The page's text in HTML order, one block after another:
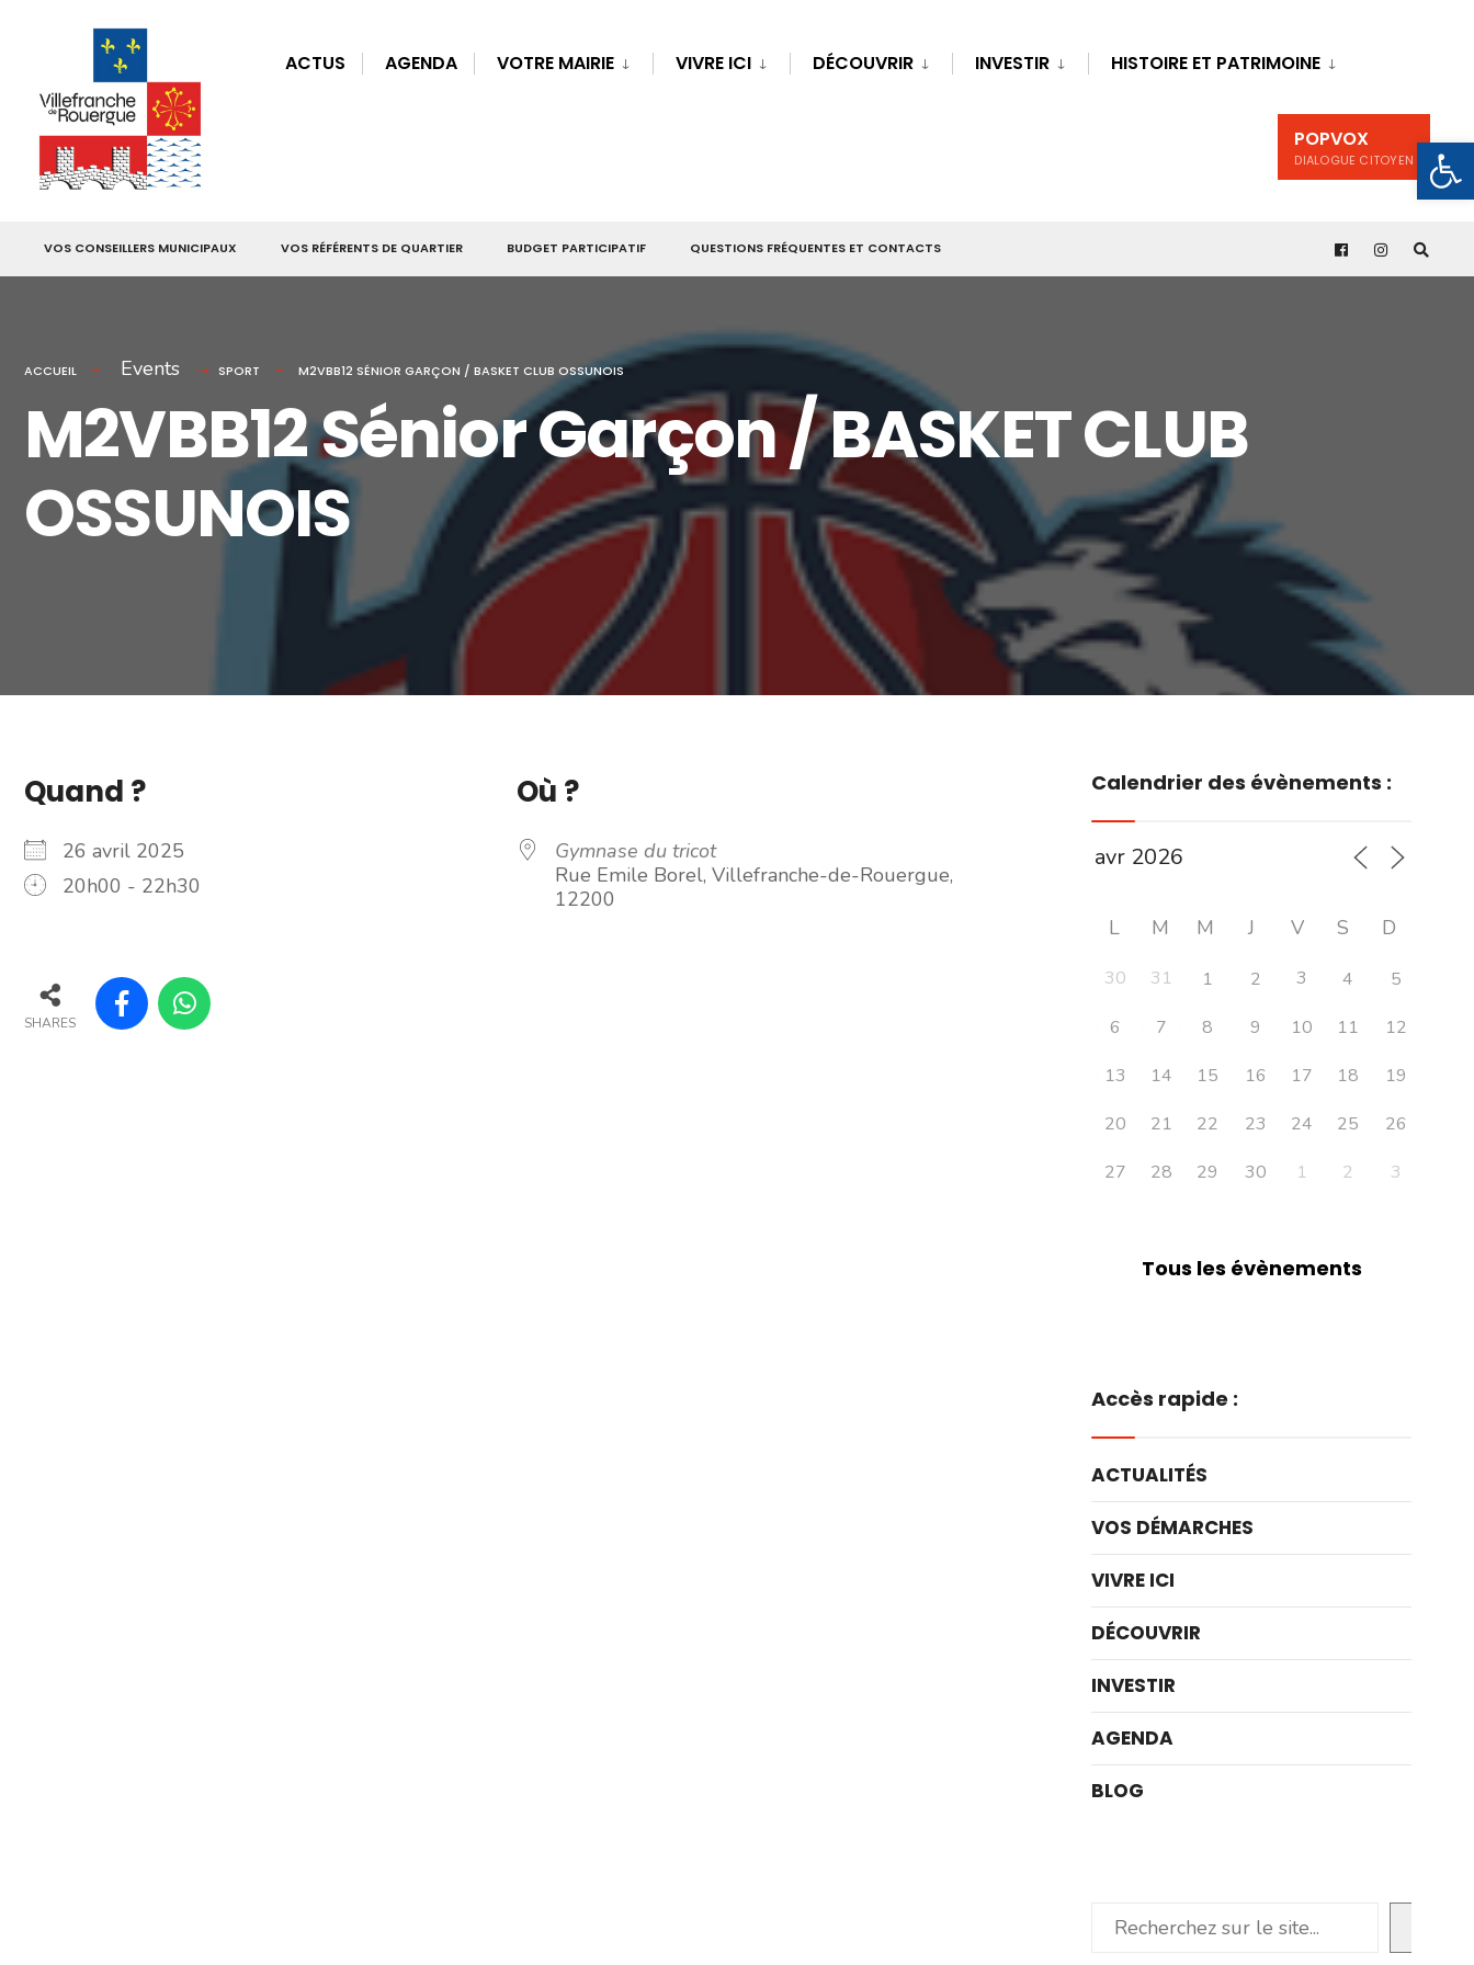
ACTUS AGENDA VOTRE MAIRIE VIVRE ICI DÉCOUVRIR INVESTIR HISTOIRE ET PATRIMOINE
POPVOX
DIALOGUE CITOYEN
VOS CONSEILLERS MUNICIPAUX VOS RÉFÉRENTS DE QUARTIER BUDGET PARTICIPATIF QUESTIONS FRÉQUENTES ET CONTACTS
ACCUEIL Events SPORT M2VBB12 SÉNIOR GARÇON / BASKET CLUB OSSUNOIS
M2VBB12 Sénior Garçon / BASKET CLUB
OSSUNOIS
Quand ?
26 avril 2025
20h00 - 22h30
Où ?
Gymnase du tricot
Rue Emile Borel, Villefranche-de-Rouergue,
12200
SHARES
Calendrier des évènements :
L M M J V S D
30 31 1 2 3 4
5
6
7 8 9 10 11
12
13
14 15 16 17 18
19
20
21 22 23 24 25
26
27
28 29 30 1 2 3
Tous les évènements
Accès rapide :
ACTUALITÉS
VOS DÉMARCHES
VIVRE ICI
DÉCOUVRIR
INVESTIR
AGENDA
BLOG
Rechercher